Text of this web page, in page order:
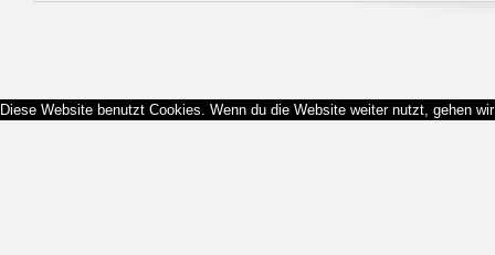
Diese Website benutzt Cookies. Wenn du die Website weiter nutzt, gehen